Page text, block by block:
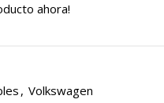
ahora!
, Volkswagen